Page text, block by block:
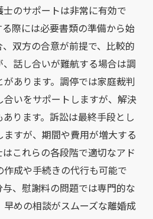
のサポートは非常に有効で
際には必要書類の準備から始
双方の合意が前提で、比較的
話し合いが難航する場合は調
あります。調停では家庭裁判
いをサポートしますが、解決
ります。訴訟は最終手段とし
すが、期間や費用が増大する
これらの各段階で適切なアド
成や手続きの代行も可能で
、慰謝料の問題では専門的な
めの相談がスムーズな離婚成